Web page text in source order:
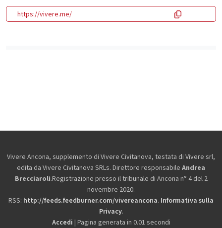
https://vivere.me/
Vivere Ancona, supplemento di Vivere Civitanova, testata di Vivere srl,
edita da Vivere Civitanova SRLs. Direttore responsabile Andrea
Brecciaroli.Registrazione presso il tribunale di Ancona n° 4 del 2
novembre 2020.
RSS: http://feeds.feedburner.com/vivereancona. Informativa sulla
Privacy.
Accedi | Pagina generata in 0.01 secondi